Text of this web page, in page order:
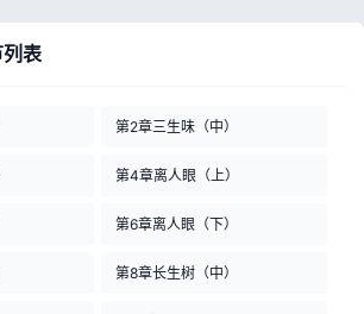
表
第2章三生味（中）
第4章离人眼（上）
第6章离人眼（下）
第8章长生树（中）